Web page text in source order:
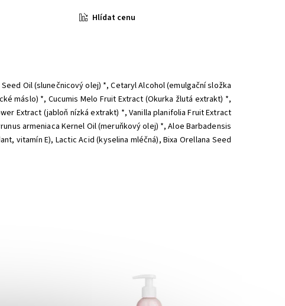
Hlídat cenu
Oil (slunečnicový olej) *, Cetaryl Alcohol (emulgační složka
máslo) *, Cucumis Melo Fruit Extract (Okurka žlutá extrakt) *,
Extract (jabloň nízká extrakt) *, Vanilla planifolia Fruit Extract
armeniaca Kernel Oil (meruňkový olej) *, Aloe Barbadensis
vitamín E), Lactic Acid (kyselina mléčná), Bixa Orellana Seed
Skladem
Soaphoria